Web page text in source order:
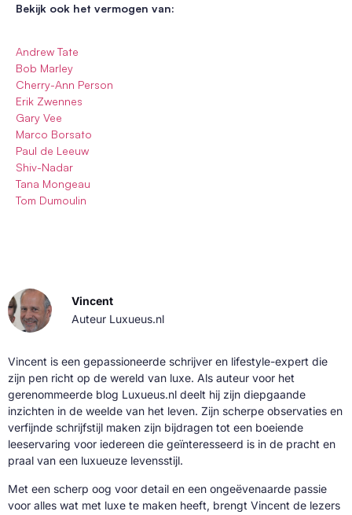
Bekijk ook het vermogen van:
Andrew Tate
Bob Marley
Cherry-Ann Person
Erik Zwennes
Gary Vee
Marco Borsato
Paul de Leeuw
Shiv-Nadar
Tana Mongeau
Tom Dumoulin
Vincent
Auteur Luxueus.nl
Vincent is een gepassioneerde schrijver en lifestyle-expert die
zijn pen richt op de wereld van luxe. Als auteur voor het
gerenommeerde blog Luxueus.nl deelt hij zijn diepgaande
inzichten in de weelde van het leven. Zijn scherpe observaties en
verfijnde schrijfstijl maken zijn bijdragen tot een boeiende
leeservaring voor iedereen die geïnteresseerd is in de pracht en
praal van een luxueuze levensstijl.
Met een scherp oog voor detail en een ongeëvenaarde passie
voor alles wat met luxe te maken heeft, brengt Vincent de lezers